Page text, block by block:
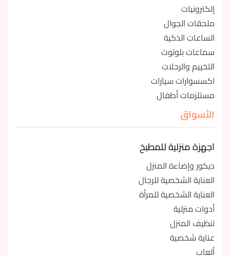
إلكترونيات
ملحقات الجوال
الساعات الذكية
سماعات بلوتوث
التخييم والرحلات
اكسسوارات سيارات
مستلزمات أطفال
الأسواق
اجهزة منزلية للمطبخ
ديكور وإضاءة المنزل
العناية الشخصية للرجال
العناية الشخصية للمرأة
أدوات منزلية
تنظيف المنزل
عناية شخصية
ألعاب